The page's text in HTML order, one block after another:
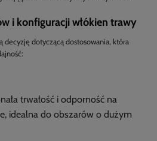
i konfiguracji włókien trawy
decyzję dotyczącą dostosowania, która
trwałość i odporność na
idealna do obszarów o dużym